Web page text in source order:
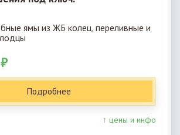
ямы из ЖБ колец, переливные и
Подробнее
↑ цены и инфо